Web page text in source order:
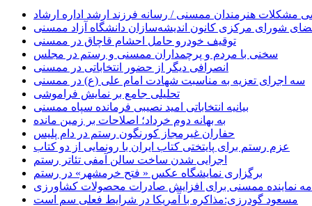
مشکلات هنرمندان ممسنی / رسانه فرزند ارشد اداره ارشاد
شورای مرکزی کانون اندیشه‌سازان دانشگاه آزاد ممسنی
توقیف خودرو حامل احشام قاچاق در ممسنی
سخنی با مردم و پرچمداران ممسنی و رستم در مجلس
انصرافی دیگر از حضور انتخاباتی در ممسنی
سه اجرای تعزیه به مناسبت شهادت امام علی (ع) در ممسنی
تحلیلی جامع بر نمایش فراموشی
بیانیه انتخاباتی امید نصیبی فرمانده سپاه ممسنی
به بهانه دوم خرداد؛ اصلاحات بر زمین مانده
حفاران غیرمجاز کورنگون رستم در دام پلیس
عزم رستم برای پایتختی کتاب ایران با رونمایی از دو کتاب
اجرایی شدن ساخت سالن آمفی تئاتر رستم
برگزاری نمایشگاه عکس « فتح خرمشهر» در رستم
نماینده ممسنی برای افزایش صادرات محصولات کشاورزی
مسعود گودرزی:مذاکره با آمریکا در شرایط فعلی سم است